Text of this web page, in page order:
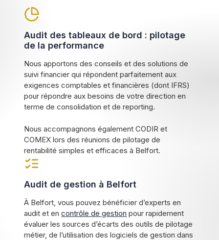
Audit des tableaux de bord : pilotage
de la performance
Nous apportons des conseils et des solutions de
suivi financier qui répondent parfaitement aux
exigences comptables et financières (dont IFRS)
pour répondre aux besoins de votre direction en
terme de consolidation et de reporting.
Nous accompagnons également CODIR et
COMEX lors des réunions de pilotage de
rentabilité simples et efficaces à Belfort.
Audit de gestion à Belfort
À Belfort, vous pouvez bénéficier d’experts en
audit et encontrôle de gestion pour rapidement
évaluer les sources d’écarts des outils de pilotage
métier, de l’utilisation des logiciels de gestion dans